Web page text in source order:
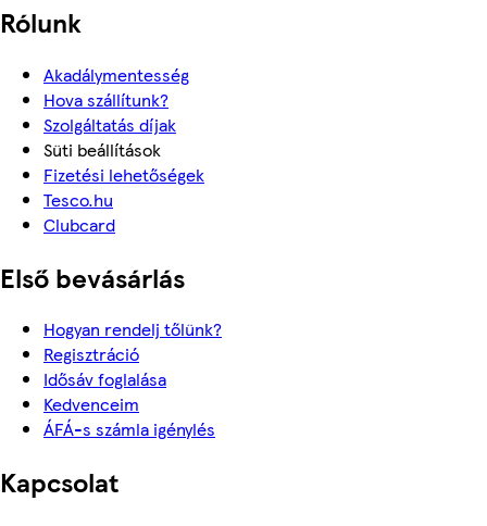
Rólunk
Akadálymentesség
Hova szállítunk?
Szolgáltatás díjak
Süti beállítások
Fizetési lehetőségek
Tesco.hu
Clubcard
Első bevásárlás
Hogyan rendelj tőlünk?
Regisztráció
Idősáv foglalása
Kedvenceim
ÁFÁ-s számla igénylés
Kapcsolat